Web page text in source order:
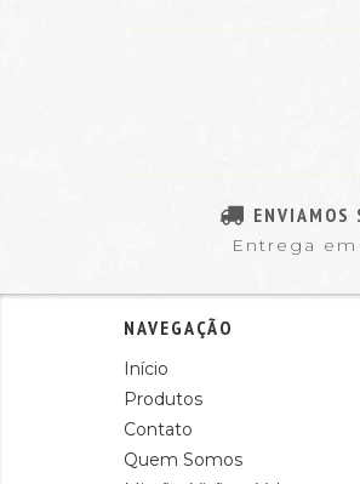
ENVIAMOS
Entrega
NAVEGAÇÃO
Início
Produtos
Contato
Quem Somos